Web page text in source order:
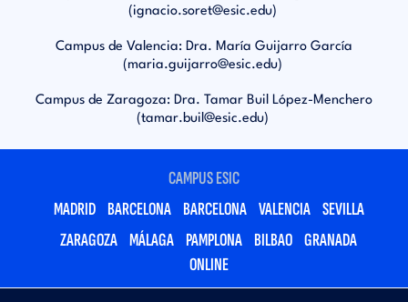
( ignacio.soret@esic.edu)
Campus de Valencia: Dra. María Guijarro García
( maria.guijarro@esic.edu)
Campus de Zaragoza: Dra. Tamar Buil López-Menchero
(tamar.buil@esic.edu)
CAMPUS ESIC
MADRID
BARCELONA BARCELONA VALENCIA SEVILLA
ZARAGOZA MÁLAGA PAMPLONA BILBAO GRANADA
ONLINE